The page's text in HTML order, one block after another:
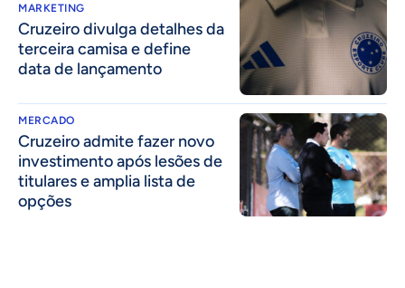
MARKETING
Cruzeiro divulga detalhes da
terceira camisa e define
data de lançamento
MERCADO
Cruzeiro admite fazer novo
investimento após lesões de
titulares e amplia lista de
opções